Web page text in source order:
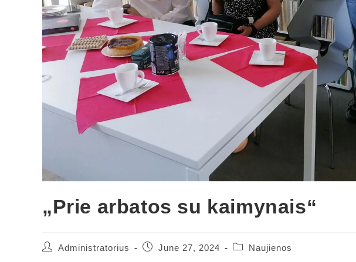
„Prie arbatos su kaimynais“
Administratorius June 27, 2024 Naujienos